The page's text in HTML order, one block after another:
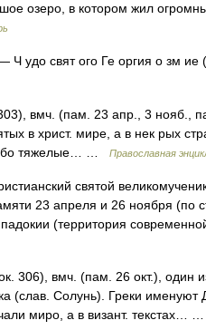
озеро, в котором жил
Ч удо свят ого Ге оргия о зм
вмч. (пам. 23 апр., 3 нояб.,
в христ. мире, а в нек рых
тяжелые… …
Православная
святой
23 апреля и 26 ноября (по
(территория
306), вмч. (пам. 26 окт.), один
(слав. Солунь). Греки
миро, а в визант. текстах…